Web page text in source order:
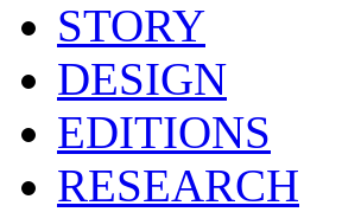
STORY
DESIGN
EDITIONS
RESEARCH